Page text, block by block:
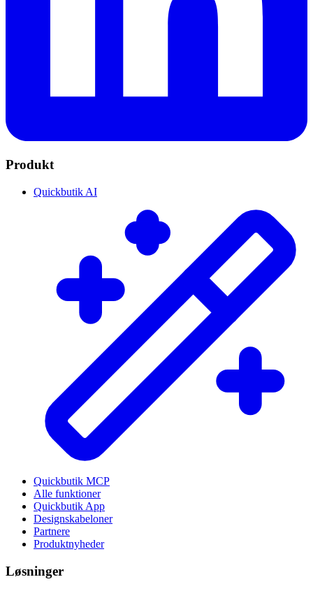
Produkt
Quickbutik AI
Quickbutik MCP
Alle funktioner
Quickbutik App
Designskabeloner
Partnere
Produktnyheder
Løsninger